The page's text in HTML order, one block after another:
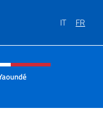
IT FR
tête de